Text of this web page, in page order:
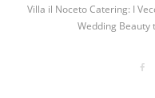
Villa il Noceto Catering: I
Wedding Beauty